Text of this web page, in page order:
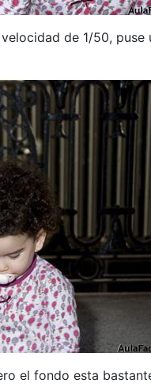
de 1/50, puse
el fondo esta